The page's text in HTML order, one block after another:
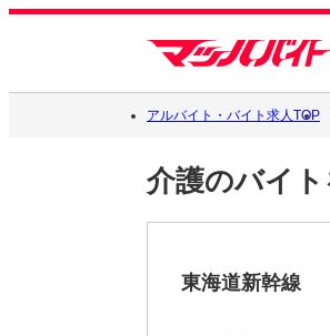
アルバイト・バイト求人TOP
介護のバイ
東海道新幹線